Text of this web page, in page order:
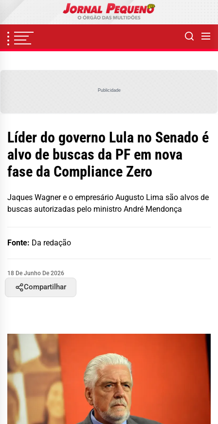
content
Publicidade
Líder do governo Lula no Senado é
alvo de buscas da PF em nova
fase da Compliance Zero
Jaques Wagner e o empresário Augusto Lima são alvos de
buscas autorizadas pelo ministro André Mendonça
Fonte: Da redação
18 De Junho De 2026
Compartilhar